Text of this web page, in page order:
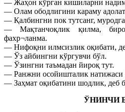
— Жаҳон кўрган кишиларни
— Олам ободлигини караму
— Қалбингни пок тутсанг, муродга
— Мақтанчоқлик қилма,
фахр¬ланма.
— Нифоқни илмсизлик оқибати,
— Ўз айбингни кўргувчи бўл.
— Ўзингни таъмадан йироқ тут.
— Ранжни осойишталик натижаси
— Заҳмат оқибатини шодлик, деб
ЎНИНЧИ